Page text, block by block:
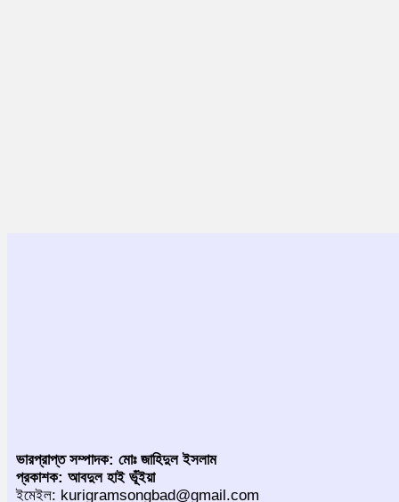
ভারপ্রাপ্ত সম্পাদক: মোঃ জাহিদুল ইসলাম
প্রকাশক: আবদুল হাই ভূঁইয়া
ইমেইল: kurigramsongbad@gmail.com